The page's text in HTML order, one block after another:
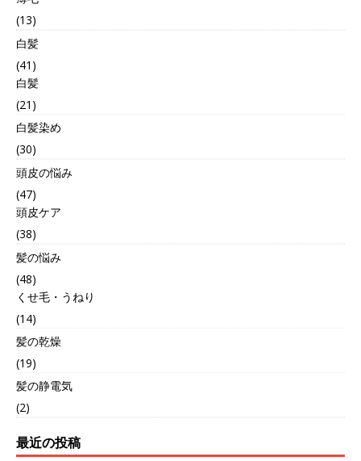
(13)
白髪
(41)
白髪
(21)
白髪染め
(30)
頭皮の悩み
(47)
頭皮ケア
(38)
髪の悩み
(48)
くせ毛・うねり
(14)
髪の乾燥
(19)
髪の静電気
(2)
最近の投稿